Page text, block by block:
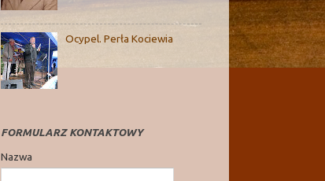
Ocypel. Perła Kociewia
FORMULARZ KONTAKTOWY
Nazwa